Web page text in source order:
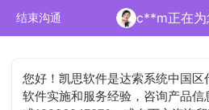
结束沟通 c**m正在为
您好！凯思软件是达索系统中国
软件实施和服务经验，咨询产品